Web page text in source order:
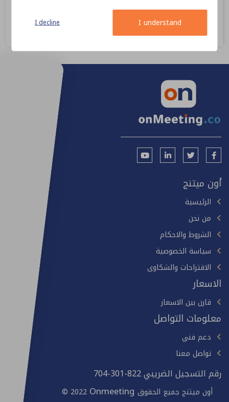
I decline I understand
بشكل نهائي ودون رجوع للمستخدم أو تنبيهه.
أون ميتنج
الرئيسية
من نحن
الشروط والاحكام
سياسة الخصوصية
الاقتراحات والشكاوى
الاسعار
قارن بين الاسعار
معلومات التواصل
دعم فني
تواصل معنا
رقم التسجيل الضريبي 822-301-704
© 2022 Onmeeting أون ميتنج جميع الحقوق